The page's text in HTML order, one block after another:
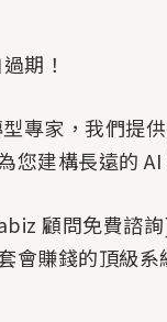
期！
專家，我們提
您建構長遠的 AI
顧問免費諮
會賺錢的頂級系